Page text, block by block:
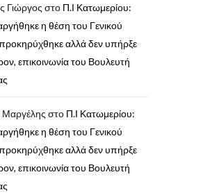
Γιώργος στο Π.Ι Κατωμερίου:
η θέση του Γενικού
αλλά δεν υπήρξε
επικοινωνία του Βουλευτή
στο Π.Ι Κατωμερίου:
η θέση του Γενικού
αλλά δεν υπήρξε
επικοινωνία του Βουλευτή